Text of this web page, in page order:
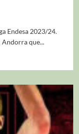
Endesa 2023/24.
Andorra que...